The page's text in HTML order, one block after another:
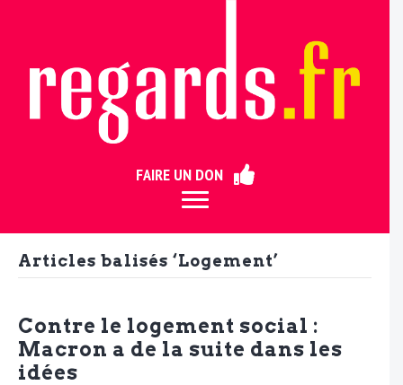
FAIRE UN DON
Articles balisés ‘Logement’
Contre le logement social :
Macron a de la suite dans les
idées